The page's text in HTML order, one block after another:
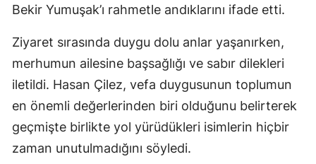
Bekir Yumuşak’ı rahmetle andıklarını ifade etti.
Ziyaret sırasında duygu dolu anlar yaşanırken,
merhumun ailesine başsağlığı ve sabır dilekleri
iletildi. Hasan Çilez, vefa duygusunun toplumun
en önemli değerlerinden biri olduğunu belirterek
geçmişte birlikte yol yürüdükleri isimlerin hiçbir
zaman unutulmadığını söyledi.